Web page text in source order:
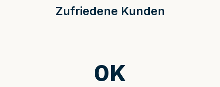
Zufriedene Kunden
0K